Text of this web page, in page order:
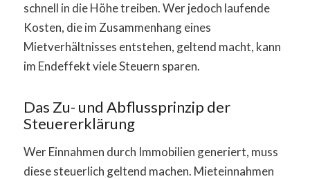
schnell in die Höhe treiben. Wer jedoch laufende
Kosten, die im Zusammenhang eines
Mietverhältnisses entstehen, geltend macht, kann
im Endeffekt viele Steuern sparen.
Das Zu- und Abflussprinzip der
Steuererklärung
Wer Einnahmen durch Immobilien generiert, muss
diese steuerlich geltend machen. Mieteinnahmen